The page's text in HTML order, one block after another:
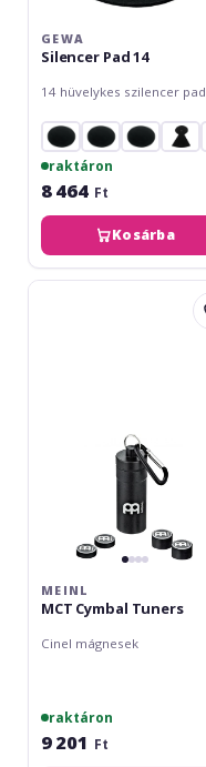
GEWA
Silencer Pad 14
14 hüvelykes szilencer pad
raktáron
8 464 Ft
Kosárba
Meinl
MEINL
MCT Cymbal Tuners
Cinel mágnesek
raktáron
9 201 Ft